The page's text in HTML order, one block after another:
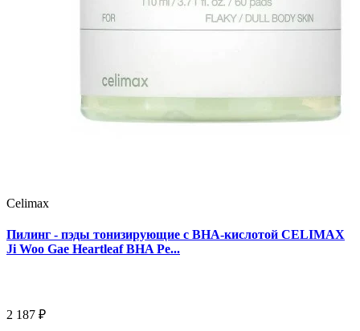
Celimax
Пилинг - пэды тонизирующие с BHA-кислотой CELIMAX
Ji Woo Gae Heartleaf BHA Pe...
2 187 ₽